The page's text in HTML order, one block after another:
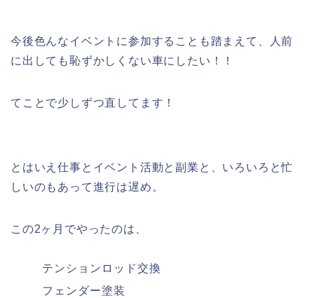
今後色んなイベントに参加することも踏まえて、人前
に出しても恥ずかしくない車にしたい！！
てことで少しずつ直してます！
とはいえ仕事とイベント活動と副業と、いろいろと忙
しいのもあって進行は遅め。
この2ヶ月でやったのは、
テンションロッド交換
フェンダー塗装